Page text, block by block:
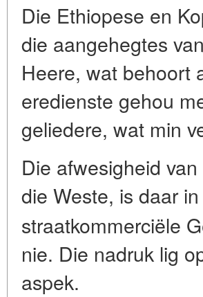
Die Ethiopese en
die aangehegtes
Heere, wat behoort
eredienste gehou
geliedere, wat min
Die afwesigheid
die Weste, is daar
straatkommerciële
nie. Die nadruk lig
aspek.